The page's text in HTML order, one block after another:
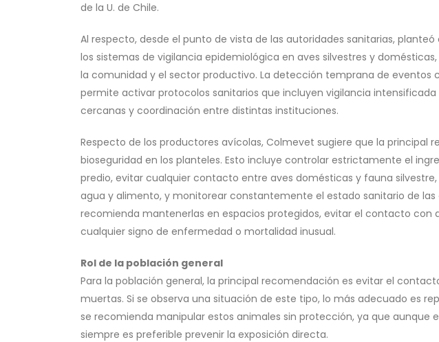
de la U. de Chile.
Al respecto, desde el punto de vista de las autoridades sanitarias,
los sistemas de vigilancia epidemiológica en aves silvestres y
la comunidad y el sector productivo. La detección temprana de eventos
permite activar protocolos sanitarios que incluyen vigilancia
cercanas y coordinación entre distintas instituciones.
Respecto de los productores avícolas, Colmevet sugiere que la principal
bioseguridad en los planteles. Esto incluye controlar estrictamente el
predio, evitar cualquier contacto entre aves domésticas y fauna
agua y alimento, y monitorear constantemente el estado sanitario de las
recomienda mantenerlas en espacios protegidos, evitar el contacto con
cualquier signo de enfermedad o mortalidad inusual.
Rol de la población general
Para la población general, la principal recomendación es evitar el
muertas. Si se observa una situación de este tipo, lo más adecuado es
se recomienda manipular estos animales sin protección, ya que aunque
siempre es preferible prevenir la exposición directa.